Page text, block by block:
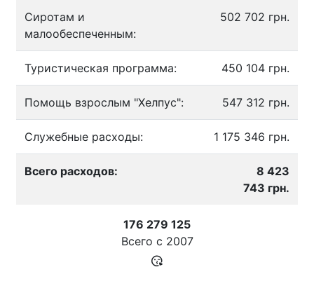
Сиротам и
малообеспеченным:
502 702 грн.
Туристическая программа: 450 104 грн.
Помощь взрослым "Хелпус": 547 312 грн.
Служебные расходы: 1 175 346 грн.
Всего расходов:
8 423
743 грн.
176 279 125
Всего с 2007